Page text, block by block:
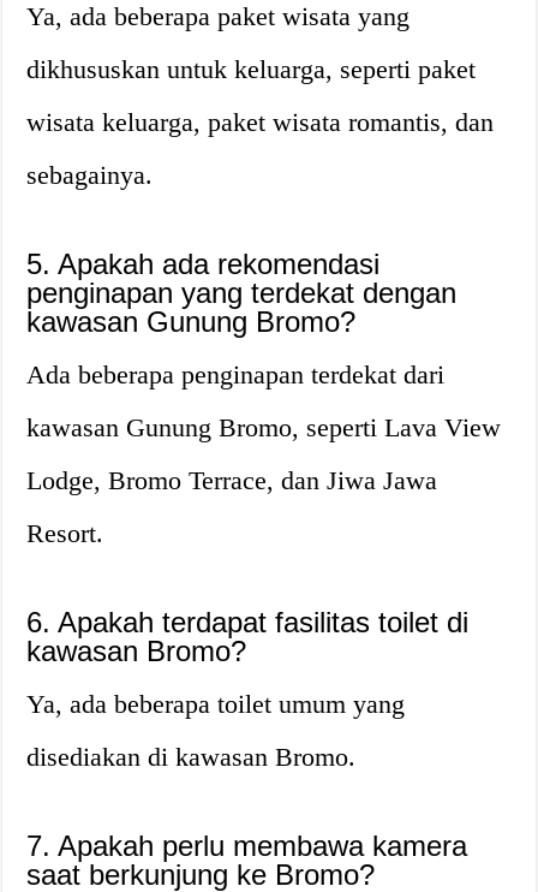
Ya, ada beberapa paket wisata yang
dikhususkan untuk keluarga, seperti paket
wisata keluarga, paket wisata romantis, dan
sebagainya.
5. Apakah ada rekomendasi
penginapan yang terdekat dengan
kawasan Gunung Bromo?
Ada beberapa penginapan terdekat dari
kawasan Gunung Bromo, seperti Lava View
Lodge, Bromo Terrace, dan Jiwa Jawa
Resort.
6. Apakah terdapat fasilitas toilet di
kawasan Bromo?
Ya, ada beberapa toilet umum yang
disediakan di kawasan Bromo.
7. Apakah perlu membawa kamera
saat berkunjung ke Bromo?